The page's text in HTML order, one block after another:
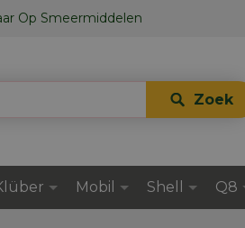
Op Smeermiddelen
Zoek
Mobil Shell Q8